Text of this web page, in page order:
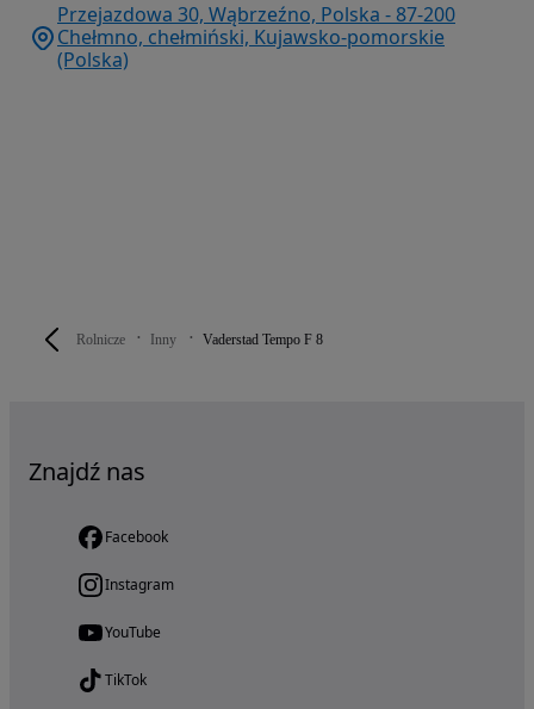
Rolnicze Inny Vaderstad Tempo F 8
Przejazdowa 30, Wąbrzeźno, Polska - 87-200
Chełmno, chełmiński, Kujawsko-pomorskie
(Polska)
Znajdź nas
Facebook
Instagram
YouTube
TikTok